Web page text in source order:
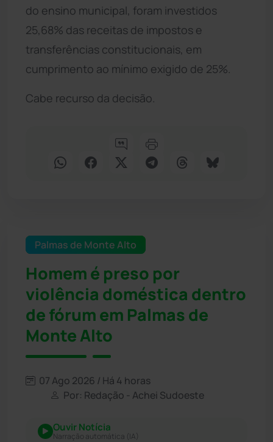
do ensino municipal, foram investidos
25,68% das receitas de impostos e
transferências constitucionais, em
cumprimento ao mínimo exigido de 25%.
Cabe recurso da decisão.
Palmas de Monte Alto
Homem é preso por
violência doméstica dentro
de fórum em Palmas de
Monte Alto
07 Ago 2026 / Há 4 horas
Por: Redação - Achei Sudoeste
Ouvir Notícia
Narração automática (IA)